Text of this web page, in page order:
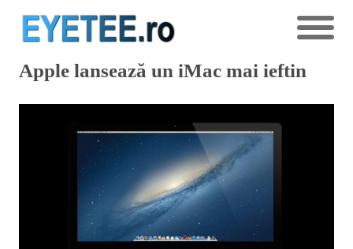
Apple lansează un iMac mai ieftin